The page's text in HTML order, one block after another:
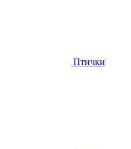
Птички